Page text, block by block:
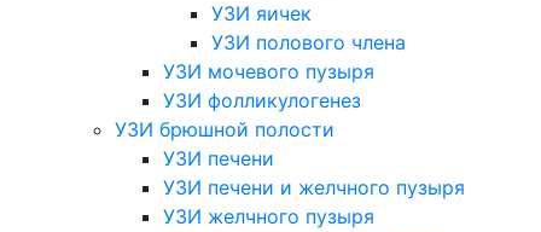
УЗИ яичек
УЗИ полового члена
УЗИ мочевого пузыря
УЗИ фолликулогенез
УЗИ брюшной полости
УЗИ печени
УЗИ печени и желчного пузыря
УЗИ желчного пузыря